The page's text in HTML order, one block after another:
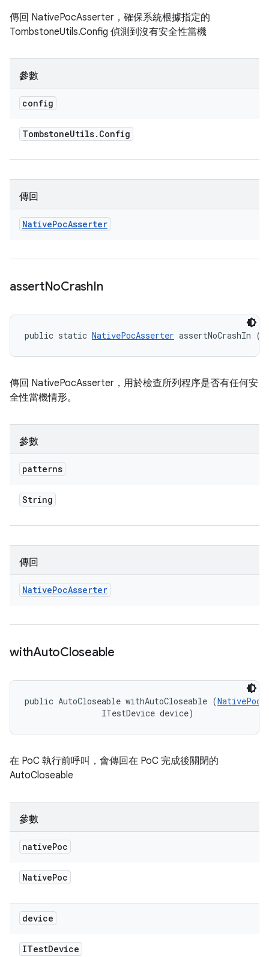
傳回 NativePocAsserter，確保系統根據指定的
TombstoneUtils.Config 偵測到沒有安全性當機
參數
config
TombstoneUtils. Config
傳回
NativePocAsserter
assertNoCrashIn
public static NativePocAsserter assertNoCrashIn
傳回 NativePocAsserter，用於檢查所列程序是否有任何安
全性當機情形。
參數
patterns
String
傳回
NativePocAsserter
withAutoCloseable
public AutoCloseable withAutoCloseable (NativePoc
                ITestDevice device)
在 PoC 執行前呼叫，會傳回在 PoC 完成後關閉的
AutoCloseable
參數
nativePoc
NativePoc
device
ITestDevice